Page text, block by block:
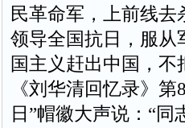
民革命军，上前线去
领导全国抗日，服
国主义赶出中国，不
《刘华清回忆录》
日”帽徽大声说：“